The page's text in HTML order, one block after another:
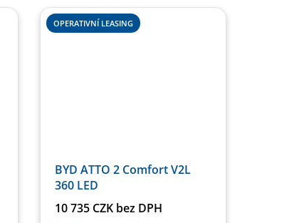
OPERATIVNÍ LEASING
BYD ATTO 2 Comfort V2L
360 LED
10 735 CZK bez DPH